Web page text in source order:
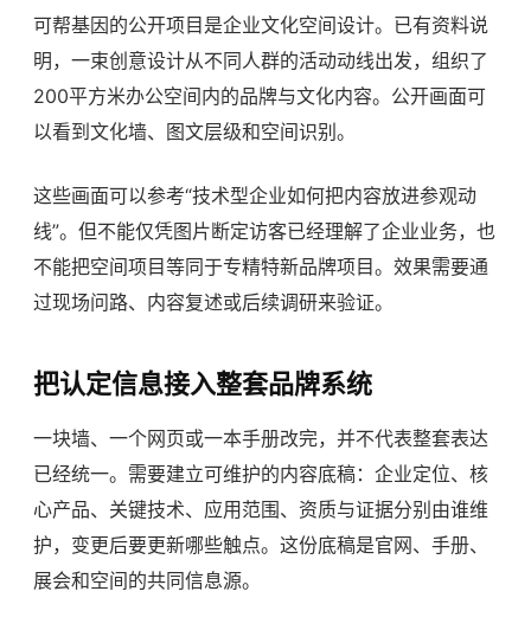
可帮基因的公开项目是企业文化空间设计。已有资料说
明，一束创意设计从不同人群的活动动线出发，组织了
200平方米办公空间内的品牌与文化内容。公开画面可
以看到文化墙、图文层级和空间识别。
这些画面可以参考“技术型企业如何把内容放进参观动
线”。但不能仅凭图片断定访客已经理解了企业业务，也
不能把空间项目等同于专精特新品牌项目。效果需要通
过现场问路、内容复述或后续调研来验证。
把认定信息接入整套品牌系统
一块墙、一个网页或一本手册改完，并不代表整套表达
已经统一。需要建立可维护的内容底稿：企业定位、核
心产品、关键技术、应用范围、资质与证据分别由谁维
护，变更后要更新哪些触点。这份底稿是官网、手册、
展会和空间的共同信息源。